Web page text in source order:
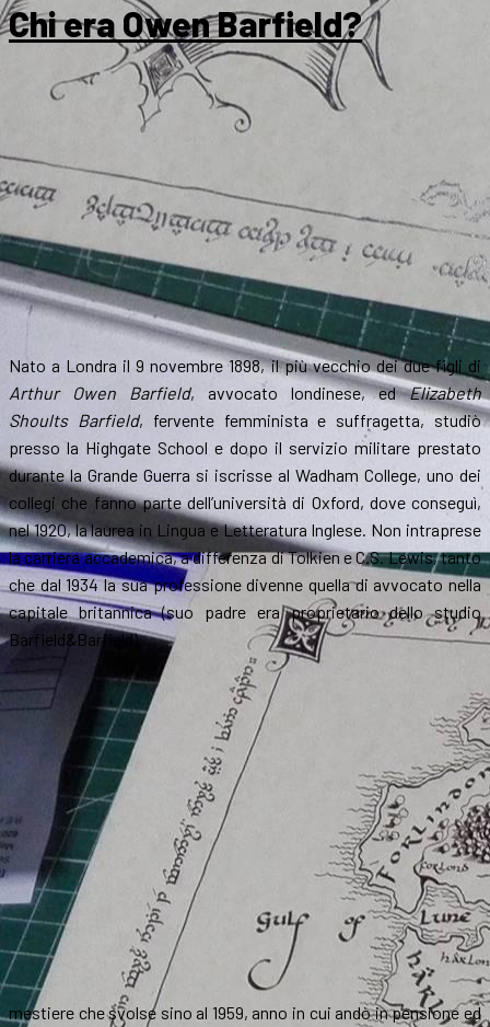
Chi era Owen Barfield?
Nato a Londra il 9 novembre 1898, il più vecchio dei due figli di
Arthur Owen Barfield, avvocato londinese, edElizabeth
Shoults Barfield, fervente femminista e suffragetta, studiò
presso la Highgate School e dopo il servizio militare prestato
durante la Grande Guerra si iscrisse al Wadham College, uno dei
collegi che fanno parte dell’università di Oxford, dove conseguì,
nel 1920, la laurea in Lingua e Letteratura Inglese. Non intraprese
la carriera accademica, a differenza di Tolkien e C.S. Lewis, tanto
che dal 1934 la sua professione divenne quella di avvocato nella
capitale britannica (suo padre era proprietario dello studio
Barfield&Barfield),
mestiere che svolse sino al 1959, anno in cui andò in pensione ed